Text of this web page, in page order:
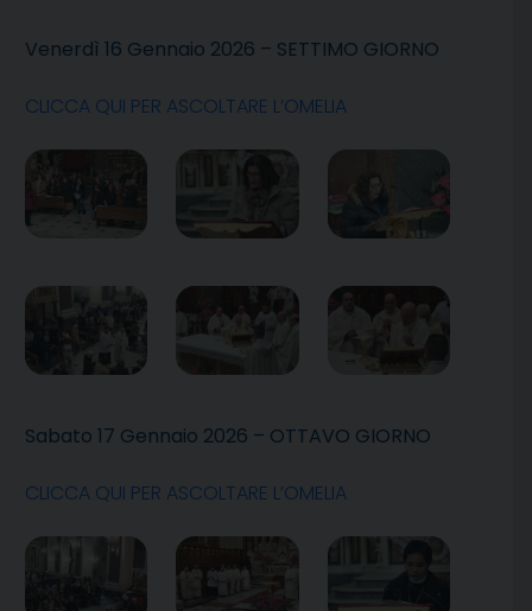
Venerdì 16 Gennaio 2026 – SETTIMO GIORNO
CLICCA QUI PER ASCOLTARE L’OMELIA
Sabato 17 Gennaio 2026 – OTTAVO GIORNO
CLICCA QUI PER ASCOLTARE L’OMELIA